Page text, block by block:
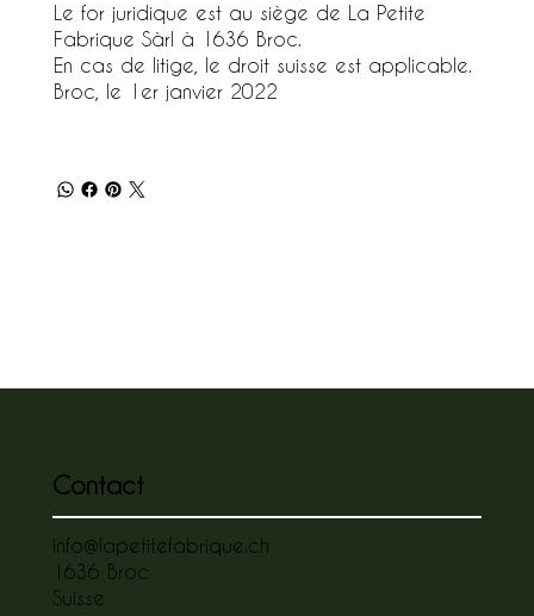
Le for juridique est au siège de La Petite
Fabrique Sàrl à 1636 Broc.
En cas de litige, le droit suisse est applicable.
Broc, le 1er janvier 2022
Contact
info@lapetitefabrique.ch
1636 Broc
Suisse